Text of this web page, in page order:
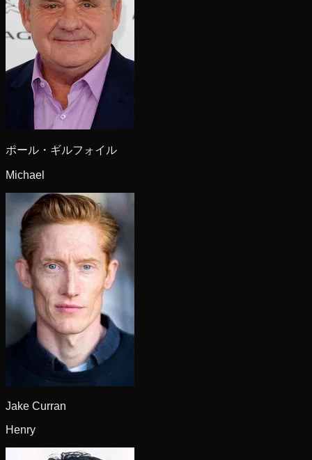
ポール・ギルフォイル
Michael
Jake Curran
Henry